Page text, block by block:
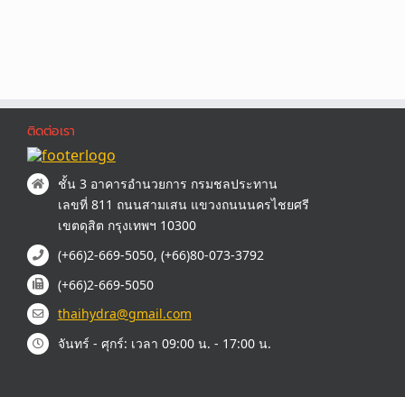
ติดต่อเรา
ชั้น 3 อาคารอำนวยการ กรมชลประทาน
เลขที่ 811 ถนนสามเสน แขวงถนนนครไชยศรี
เขตดุสิต กรุงเทพฯ 10300
(+66)2-669-5050, (+66)80-073-3792
(+66)2-669-5050
thaihydra@gmail.com
จันทร์ - ศุกร์: เวลา 09:00 น. - 17:00 น.